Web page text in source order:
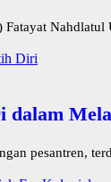
dalam
pesantren,